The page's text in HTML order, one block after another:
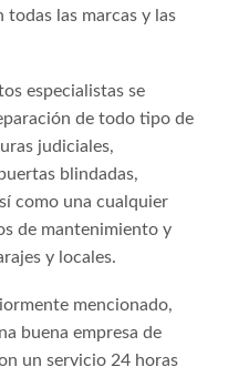
las marcas y las
especialistas se
de todo tipo de
judiciales,
blindadas,
como una cualquier
de mantenimiento y
y locales.
mencionado,
buena empresa de
un servicio 24 horas